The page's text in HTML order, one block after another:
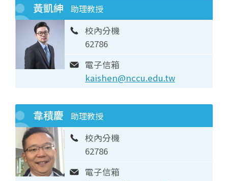
黃凱紳 助理教授
校內分機
62786
電子信箱
kaishen@nccu.edu.tw
韋積慶 助理教授
校內分機
62786
電子信箱